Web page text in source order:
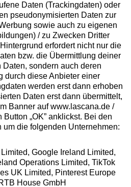
zur Bonitätsprüfung
Daten (Trackingdaten) oder
pseudonymisierten Daten zur
sowie auch zu eigenen
/ zu Zwecken Dritter
erfordert nicht nur die
bzw. die Übermittlung deiner
sondern auch deren
durch diese Anbieter einer
werden erst dann erhoben
Daten erst dann übermittelt,
Banner auf www.lascana.de /
„OK” anklickst. Bei den
um die folgenden Unternehmen:
Google Ireland Limited,
Operations Limited, TikTok
UK Limited, Pinterest Europe
House GmbH